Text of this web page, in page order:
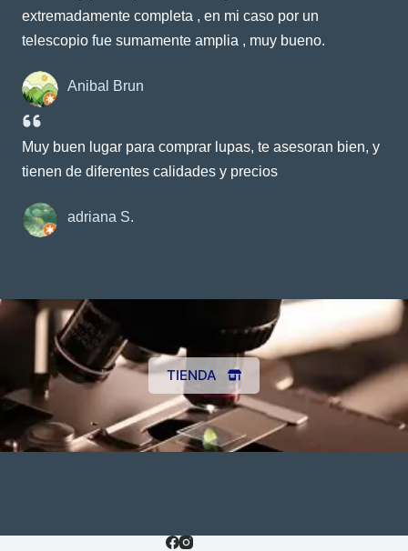
extremadamente completa , en mi caso por un
telescopio fue sumamente amplia , muy bueno.
Anibal Brun
Muy buen lugar para comprar lupas, te asesoran bien, y
tienen de diferentes calidades y precios
adriana S.
TIENDA